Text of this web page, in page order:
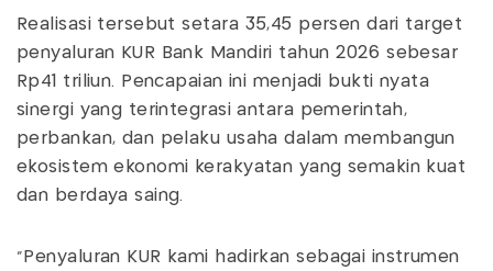
Realisasi tersebut setara 35,45 persen dari target
penyaluran KUR Bank Mandiri tahun 2026 sebesar
Rp41 triliun. Pencapaian ini menjadi bukti nyata
sinergi yang terintegrasi antara pemerintah,
perbankan, dan pelaku usaha dalam membangun
ekosistem ekonomi kerakyatan yang semakin kuat
dan berdaya saing.
"Penyaluran KUR kami hadirkan sebagai instrumen